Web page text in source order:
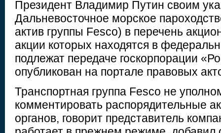
Президент Владимир Путин своим
Дальневосточное морское
актив группы Fesco) в перечень
акции которых находятся в
подлежат передаче госкорпорации
опубликован на портале правовых
Транспортная группа Fesco не
комментировать распорядительные
органов, говорит представитель